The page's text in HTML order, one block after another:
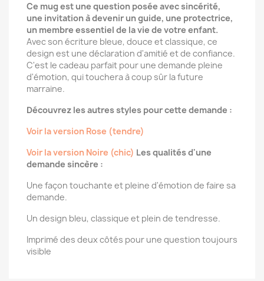
Ce mug est une question posée avec sincérité,
une invitation à devenir un guide, une protectrice,
un membre essentiel de la vie de votre enfant.
Avec son écriture bleue, douce et classique, ce
design est une déclaration d'amitié et de confiance.
C'est le cadeau parfait pour une demande pleine
d'émotion, qui touchera à coup sûr la future
marraine.
Découvrez les autres styles pour cette demande :
Voir la version Rose (tendre)
Voir la version Noire (chic) Les qualités d'une
demande sincère :
Une façon touchante et pleine d'émotion de faire sa
demande.
Un design bleu, classique et plein de tendresse.
Imprimé des deux côtés pour une question toujours
visible